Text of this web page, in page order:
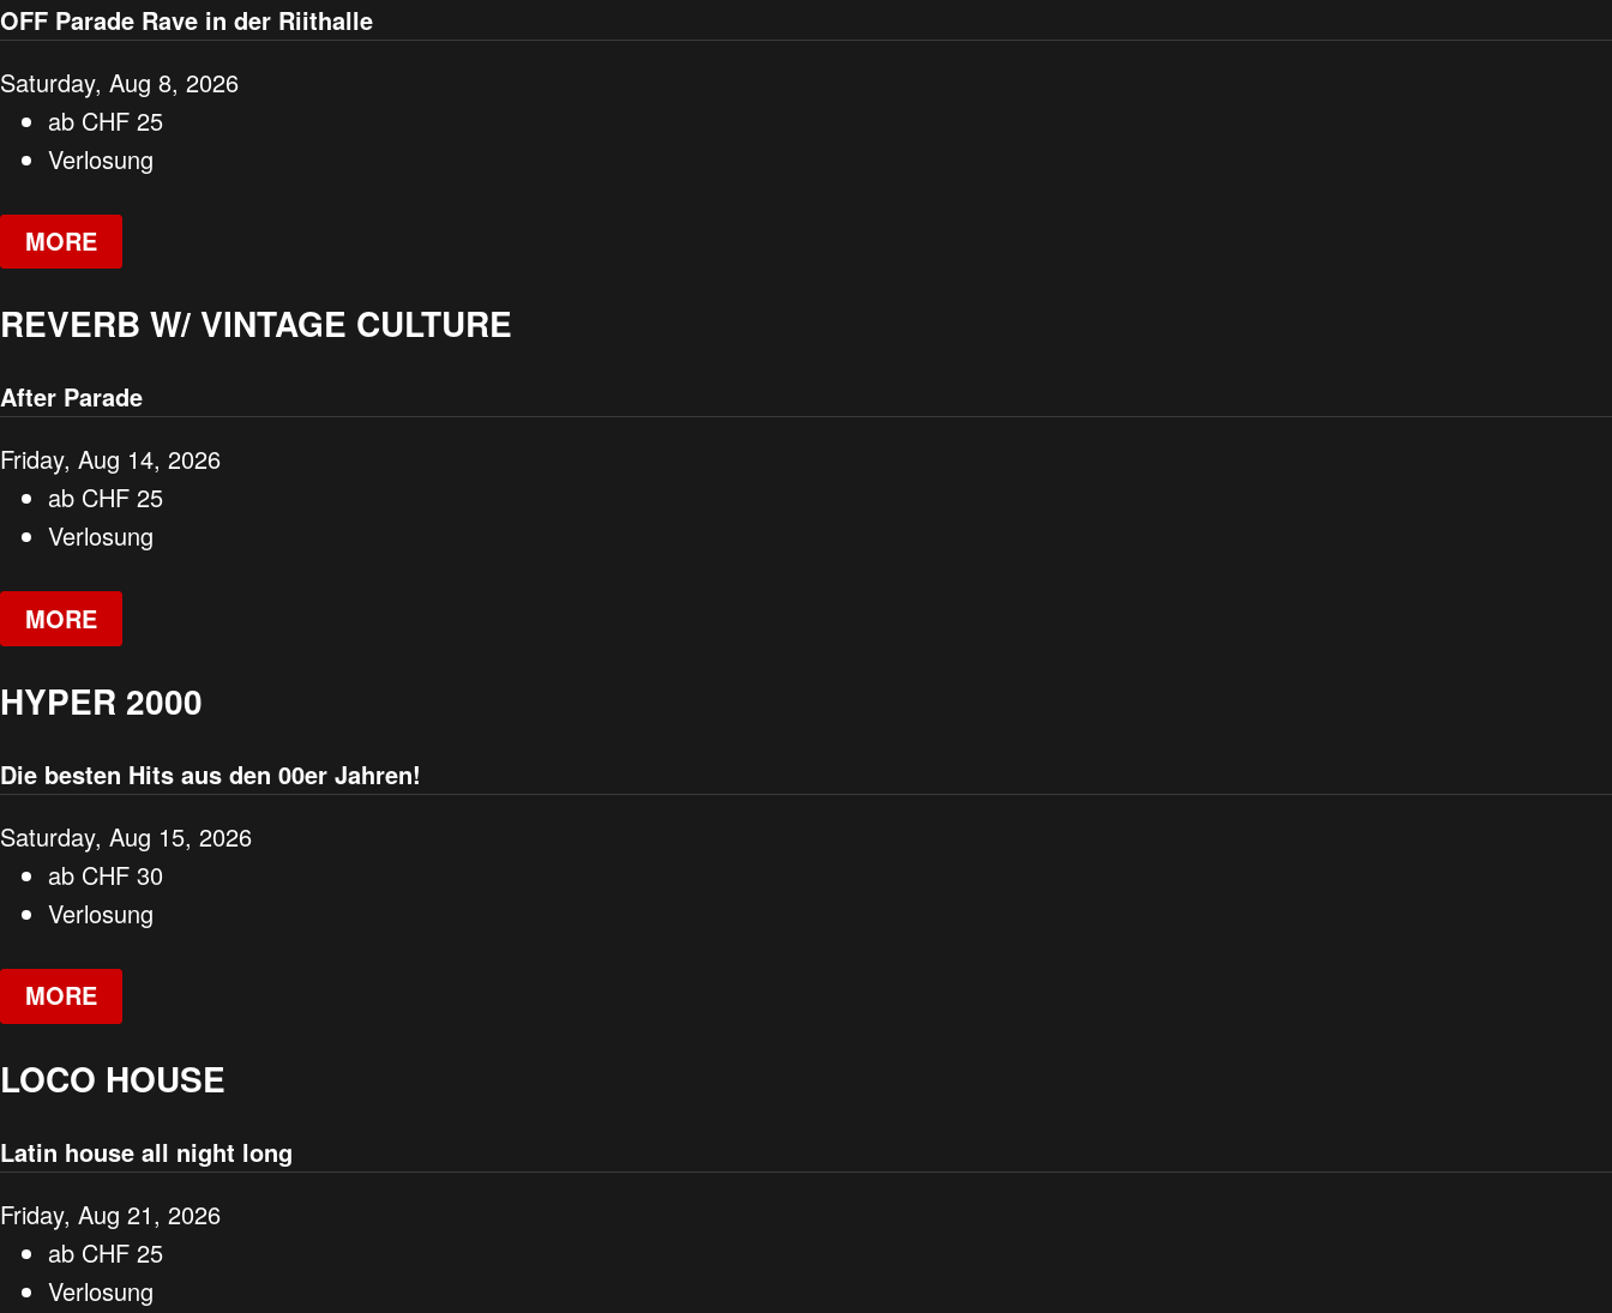
OFF Parade Rave in der Riithalle
Saturday, Aug 8, 2026
ab CHF 25
Verlosung
MORE
REVERB W/ VINTAGE CULTURE
After Parade
Friday, Aug 14, 2026
ab CHF 25
Verlosung
MORE
HYPER 2000
Die besten Hits aus den 00er Jahren!
Saturday, Aug 15, 2026
ab CHF 30
Verlosung
MORE
LOCO HOUSE
Latin house all night long
Friday, Aug 21, 2026
ab CHF 25
Verlosung